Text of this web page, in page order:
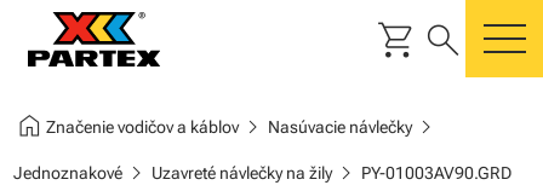
shopping_cart search
home Značenie vodičov a káblovchevron_right Nasúvacie návlečkychevron_right
Jednoznakovéchevron_right Uzavreté návlečky na žilychevron_right PY-01003AV90.GRD